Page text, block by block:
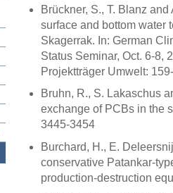
Brückner, S., T. Blanz
surface and bottom water
Skagerrak. In: German
Status Seminar, Oct. 6-8,
Projektträger Umwelt:
Bruhn, R., S. Lakaschus
exchange of PCBs in the
3445-3454
Burchard, H., E.
conservative Patankar-
production-destruction